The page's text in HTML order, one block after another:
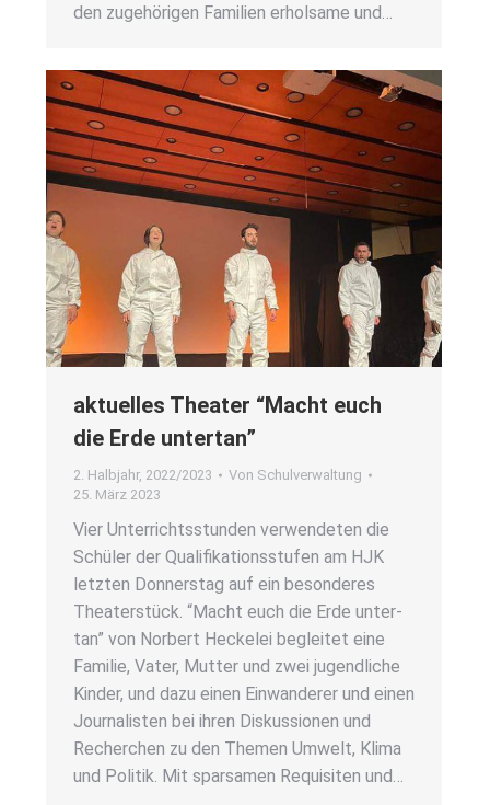
den zuge­hö­ri­gen Fami­li­en erhol­sa­me und…
aktu­el­les Thea­ter “Macht euch
die Erde unter­tan”
2. Halbjahr, 2022/2023 Von Schulverwaltung
25. März 2023
Vier Unter­richts­stun­den ver­wen­de­ten die
Schü­ler der Qua­li­fi­ka­ti­ons­stu­fen am HJK
letz­ten Don­ners­tag auf ein beson­de­res
Thea­ter­stück. “Macht euch die Erde unter­
tan” von Nor­bert Hecke­lei beglei­tet eine
Fami­lie, Vater, Mut­ter und zwei jugend­li­che
Kin­der, und dazu einen Ein­wan­de­rer und einen
Jour­na­lis­ten bei ihren Dis­kus­sio­nen und
Recher­chen zu den The­men Umwelt, Kli­ma
und Poli­tik. Mit spar­sa­men Requi­si­ten und…